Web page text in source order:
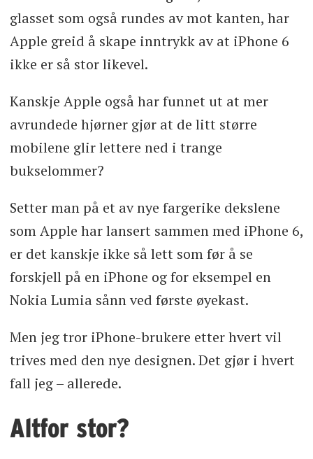
glasset som også rundes av mot kanten, har
Apple greid å skape inntrykk av at iPhone 6
ikke er så stor likevel.
Kanskje Apple også har funnet ut at mer
avrundede hjørner gjør at de litt større
mobilene glir lettere ned i trange
bukselommer?
Setter man på et av nye fargerike dekslene
som Apple har lansert sammen med iPhone 6,
er det kanskje ikke så lett som før å se
forskjell på en iPhone og for eksempel en
Nokia Lumia sånn ved første øyekast.
Men jeg tror iPhone-brukere etter hvert vil
trives med den nye designen. Det gjør i hvert
fall jeg – allerede.
Altfor stor?